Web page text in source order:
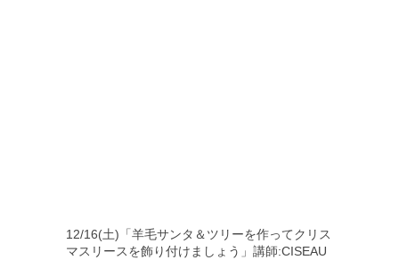
12/16(土)「羊毛サンタ＆ツリーを作ってクリス
マスリースを飾り付けましょう」講師:CISEAU